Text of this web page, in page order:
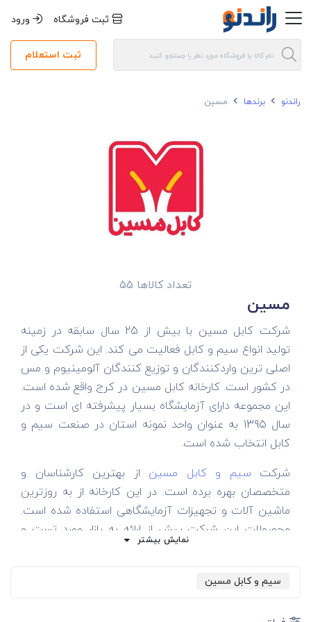
ثبت فروشگاه ورود
ثبت استعلام
راندنو برندها مسین
تعداد کالاها 55
مسین
شرکت کابل مسین با بیش از 25 سال سابقه در زمینه
تولید انواع سیم و کابل فعالیت می کند. این شرکت یکی از
اصلی ترین واردکنندگان و توزیع کنندگان آلومینیوم و مس
در کشور است. کارخانه کابل مسین در کرج واقع شده است.
این مجموعه دارای آزمایشگاه بسیار پیشرفته ای است و در
سال 1395 به عنوان واحد نمونه استان در صنعت سیم و
کابل انتخاب شده است.
شرکت سیم و کابل مسین از بهترین کارشناسان و
متخصصان بهره برده است. در این کارخانه از به روزترین
ماشین آلات و تجهیزات آزمایشگاهی استفاده شده است.
محصولات این شرکت پیش از ارائه به بازار مورد تست و
کارخانه محصولات مسین
نمایش بیشتر
سیم و کابل مسین